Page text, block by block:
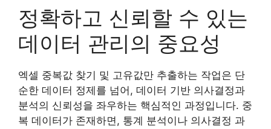
정확하고 신뢰할 수 있는
데이터 관리의 중요성
엑셀 중복값 찾기 및 고유값만 추출하는 작업은 단
순한 데이터 정제를 넘어, 데이터 기반 의사결정과
분석의 신뢰성을 좌우하는 핵심적인 과정입니다. 중
복 데이터가 존재하면, 통계 분석이나 의사결정 과